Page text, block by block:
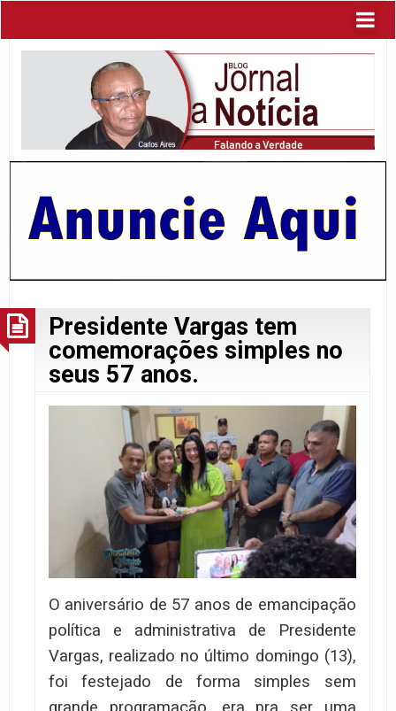
Presidente Vargas tem
comemorações simples no
seus 57 anos.
O aniversário de 57 anos de emancipação
política e administrativa de Presidente
Vargas, realizado no último domingo (13),
foi festejado de forma simples sem